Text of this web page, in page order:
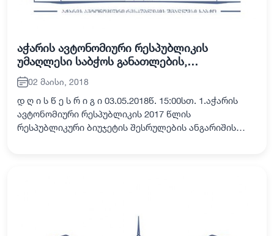
აჭარის ავტონომიური რესპუბლიკის
უმაღლესი საბჭოს განათლების,
მეცნიერების, კულტურისა და სპორტის
02 მაისი, 2018
დ ღ ი ს წ ე ს რ ი გ ი 03.05.2018წ. 15:00სთ. 1.აჭარის
ავტონომიური რესპუბლიკის 2017 წლის
რესპუბლიკური ბიუჯეტის შესრულების ანგარიშის